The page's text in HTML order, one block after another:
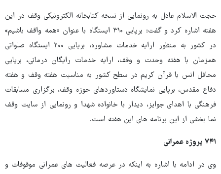
حجت الاسلام عادل به رونمایی از نسخه کتابخانه الکترونیکی وقف در این
هفته اشاره کرد و گفت: برپایی ۳۱۰ ایستگاه با عنوان «همه واقف باشیم»
در کشور به منظور ارایه خدمات مشاوره، برپایی ۲۰۰ ایستگاه صلواتی
همزمان با هفته وحدت و وقف، ارایه خدمات رایگان درمانی، برپایی
محافل انس با قرآن کریم در سطح کشور به مناسبت هفته وقف و هفته
دفاع مقدس، برپایی نمایشگاه دستاوردهای حوزه وقف، برگزاری مسابقات
فرهنگی با اهدای جوایز، دیدار با خانواده شهدا و رونمایی از سایت وقف
نما بخشی از این برنامه های این هفته است.
۷۴۱ پروژه عمرانی
وی در ادامه با اشاره به اینکه در عرصه فعالیت های عمرانی موقوفات و